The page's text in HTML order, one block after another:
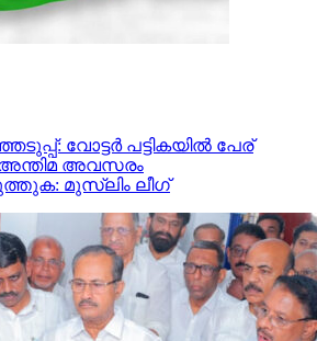
വോട്ടര്‍ പട്ടികയില്‍ പേര്
അവസരം
മുസ്‌ലിം ലീഗ്‌